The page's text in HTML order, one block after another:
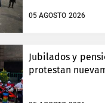
05 AGOSTO 2026
Jubilados y
protestan